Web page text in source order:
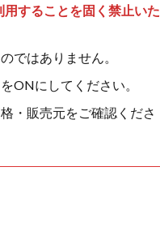
することを固く禁止いた
ではありません。
ONにしてください。
・販売元をご確認くださ